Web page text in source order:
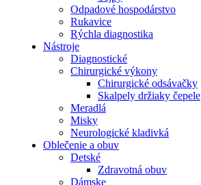
Odpadové hospodárstvo
Rukavice
Rýchla diagnostika
Nástroje
Diagnostické
Chirurgické výkony
Chirurgické odsávačky
Skalpely držiaky čepele
Meradlá
Misky
Neurologické kladivká
Oblečenie a obuv
Detské
Zdravotná obuv
Dámske